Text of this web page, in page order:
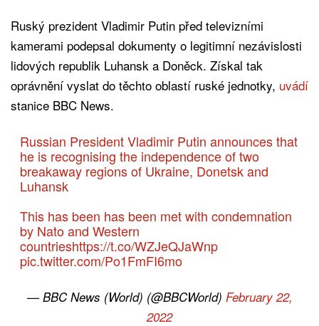
Ruský prezident Vladimir Putin před televizními
kamerami podepsal dokumenty o legitimní nezávislosti
lidových republik Luhansk a Doněck. Získal tak
oprávnění vyslat do těchto oblastí ruské jednotky, uvádí
stanice BBC News.
Russian President Vladimir Putin announces that
he is recognising the independence of two
breakaway regions of Ukraine, Donetsk and
Luhansk
This has been has been met with condemnation
by Nato and Western
countrieshttps://t.co/WZJeQJaWnp
pic.twitter.com/Po1FmFI6mo
— BBC News (World) (@BBCWorld) February 22,
2022